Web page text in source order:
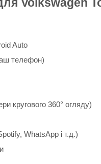
Volkswagen
Auto
телефон)
кругового 360° огляду)
WhatsApp і т.д.)